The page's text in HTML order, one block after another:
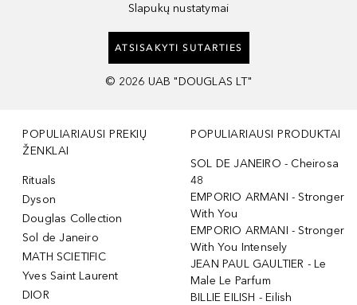
Slapukų nustatymai
ATSISAKYTI SUTARTIES
© 2026 UAB "DOUGLAS LT"
POPULIARIAUSI PREKIŲ
ŽENKLAI
Rituals
Dyson
Douglas Collection
Sol de Janeiro
MATH SCIETIFIC
Yves Saint Laurent
DIOR
POPULIARIAUSI PRODUKTAI
SOL DE JANEIRO - Cheirosa
48
EMPORIO ARMANI - Stronger
With You
EMPORIO ARMANI - Stronger
With You Intensely
JEAN PAUL GAULTIER - Le
Male Le Parfum
BILLIE EILISH - Eilish